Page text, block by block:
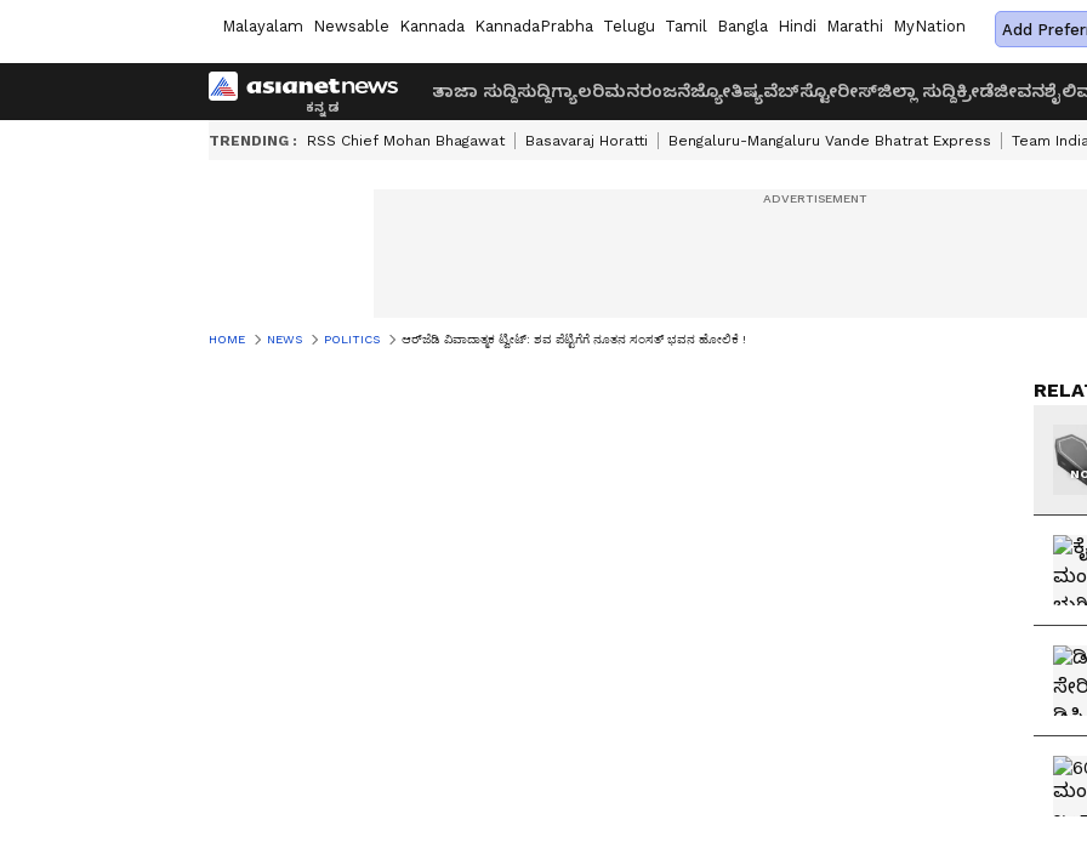
Malayalam Newsable Kannada KannadaPrabha Telugu Tamil Bangla Hindi Marathi MyNation Add
ತಾಜಾ ಸುದ್ದಿಸುದ್ದಿಗ್ಯಾಲರಿಮನರಂಜನೆಜ್ಯೋತಿಷ್ಯವೆಬ್‌ಸ್ಟೋರೀಸ್ಜಿಲ್ಲಾ ಸುದ್ದಿಕ್ರೀಡೆಜೀವನಶೈಲಿ
TRENDING : RSS Chief Mohan Bhagawat Basavaraj Horatti Bengaluru-Mangaluru Vande Bhatrat Express Team
HOME NEWS POLITICS ಆರ್‌ಜೆಡಿ ವಿವಾದಾತ್ಮಕ ಟ್ವೀಟ್‌: ಶವ ಪೆಟ್ಟಿಗೆಗೆ ನೂತನ ಸಂಸತ್‌ ಭವನ ಹೋಲಿಕೆ !